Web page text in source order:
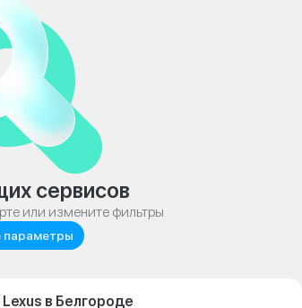
сервисов
или измените фильтры
параметры
в Белгороде